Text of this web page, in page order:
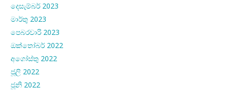
දෙසැම්බර් 2023
මාර්තු 2023
පෙබරවාරි 2023
ඔක්තෝබර් 2022
අගෝස්තු 2022
ජූලි 2022
ජූනි 2022